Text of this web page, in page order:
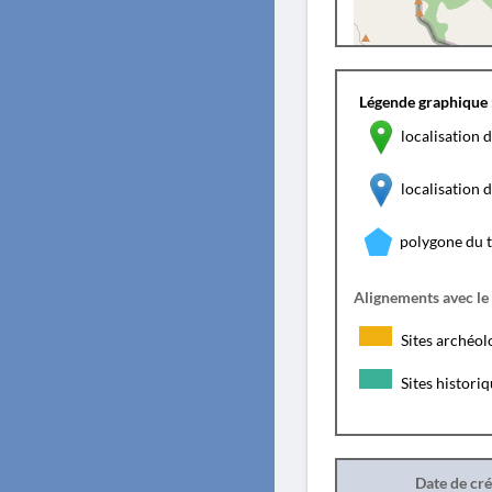
Légende graphique
localisation
localisation
polygone du
Alignements avec
Sites
Sites
Date de